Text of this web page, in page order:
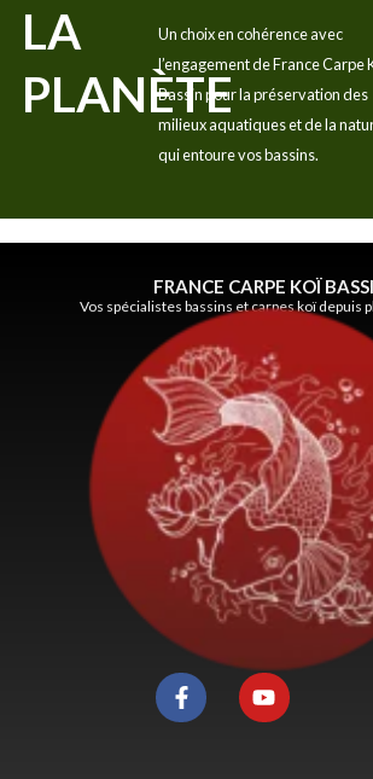
LA
PLANÈTE
Un choix en cohérence avec
l’engagement de France Carpe
Bassin pour la préservation des
milieux aquatiques et de la
qui entoure vos bassins.
FRANCE CARPE KOÏ
Vos spécialistes bassins et carpes koï depuis
F
a
c
Y
o
u